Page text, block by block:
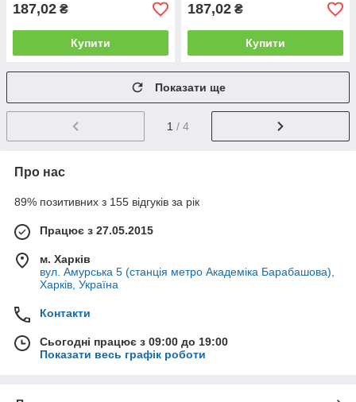
187,02 ₴
Купити
187,02 ₴
Купити
Показати ще
1 / 4
Про нас
89% позитивних з 155 відгуків за рік
Працює з 27.05.2015
м. Харків
вул. Амурська 5 (станція метро Академіка Барабашова),
Харків, Україна
Контакти
Сьогодні працює з 09:00 до 19:00
Показати весь графік роботи